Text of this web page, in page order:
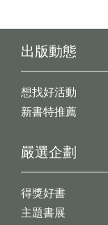
出版動態
想找好活動
新書特推薦
嚴選企劃
得獎好書
主題書展